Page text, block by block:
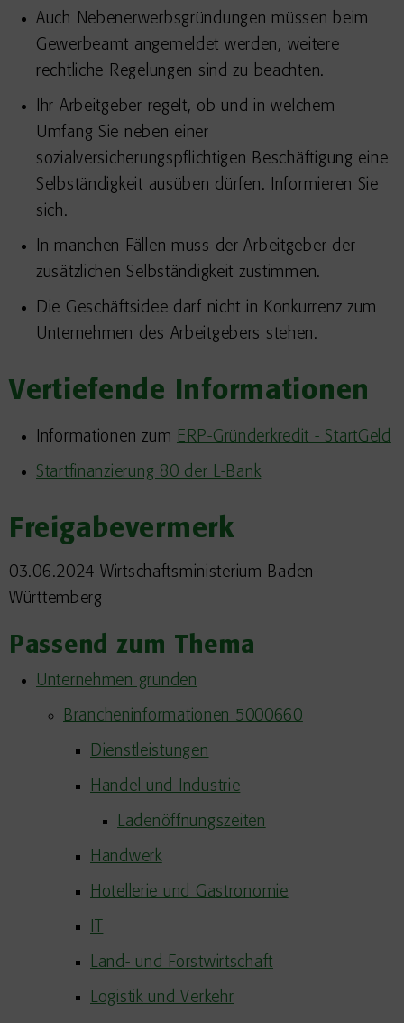
Auch Nebenerwerbsgründungen müssen beim
Gewerbeamt angemeldet werden, weitere
rechtliche Regelungen sind zu beachten.
Ihr Arbeitgeber regelt, ob und in welchem
Umfang Sie neben einer
sozialversicherungspflichtigen Beschäftigung eine
Selbständigkeit ausüben dürfen. Informieren Sie
sich.
In manchen Fällen muss der Arbeitgeber der
zusätzlichen Selbständigkeit zustimmen.
Die Geschäftsidee darf nicht in Konkurrenz zum
Unternehmen des Arbeitgebers stehen.
Vertiefende Informationen
Informationen zum ERP-Gründerkredit - StartGeld
Startfinanzierung 80 der L-Bank
Freigabevermerk
03.06.2024 Wirtschaftsministerium Baden-
Württemberg
Passend zum Thema
Unternehmen gründen
Brancheninformationen 5000660
Dienstleistungen
Handel und Industrie
Ladenöffnungszeiten
Handwerk
Hotellerie und Gastronomie
Land- und Forstwirtschaft
Logistik und Verkehr